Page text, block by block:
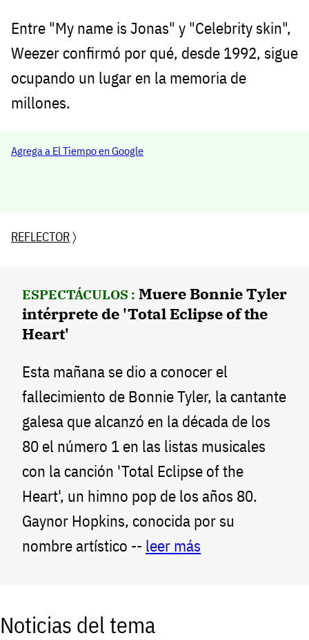
Entre "My name is Jonas" y "Celebrity skin",
Weezer confirmó por qué, desde 1992, sigue
ocupando un lugar en la memoria de
millones.
Agrega a El Tiempo en Google
REFLECTOR〉
ESPECTÁCULOS : Muere Bonnie Tyler
intérprete de 'Total Eclipse of the
Heart'
Esta mañana se dio a conocer el
fallecimiento de Bonnie Tyler, la cantante
galesa que alcanzó en la década de los
80 el número 1 en las listas musicales
con la canción 'Total Eclipse of the
Heart', un himno pop de los años 80.
Gaynor Hopkins, conocida por su
nombre artístico -- leer más
Noticias del tema